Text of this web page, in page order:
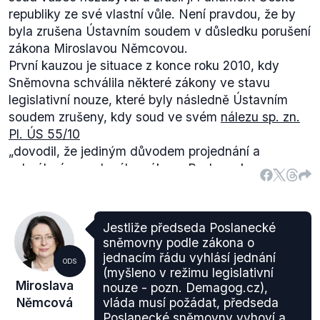
kdy by tak činil z vlastní vůle.
republiky ze své vlastní vůle. Není pravdou, že by
byla zrušena Ústavním soudem v důsledku porušení
zákona Miroslavou Němcovou.
První kauzou je situace z konce roku 2010, kdy
Sněmovna schválila některé zákony ve stavu
legislativní nouze, které byly následně Ústavním
soudem zrušeny, kdy soud ve svém nálezu sp. zn.
Pl. ÚS 55/10
„dovodil, že jediným důvodem projednání a
schválení napadeného zákona Poslaneckou
přijetí tak, aby nabyl účinnosti nejpozději ke konci
roku 2010, což bylo znemožněno postupem opozice
podle § 90 odst. 3 a § 91 odst. 2 JŘPS. Zjištěný
důvod ovšem nelze považovat za legitimní a
ústavně aprobovatelný důvod umožňující vyhlášení
stavu legislativní nouze podle § 99 odst. 1 JŘPS.
ODS
Miroslava
Němcová
Jestliže předseda Poslanecké
sněmovny podle zákona o
jednacím řádu vyhlásí jednání
(myšleno v režimu legislativní
nouze - pozn. Demagog.cz),
vláda musí požádat, předseda